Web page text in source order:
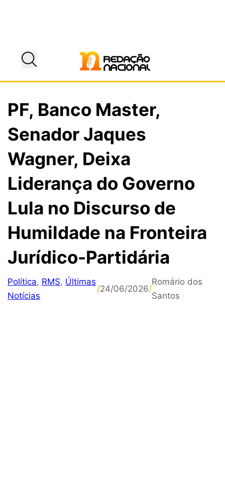
PF, Banco Master,
Senador Jaques
Wagner, Deixa
Liderança do Governo
Lula no Discurso de
Humildade na Fronteira
Jurídico-Partidária
Política, RMS, Últimas
Notícias
/24/06/2026/
Romário dos
Santos